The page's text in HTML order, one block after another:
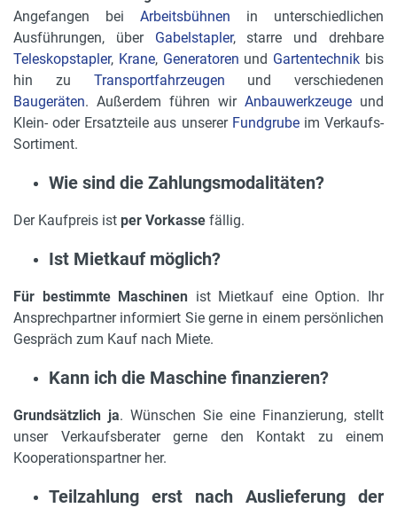
Angefangen bei Arbeitsbühnen in unterschiedlichen
Ausführungen, über Gabelstapler, starre und drehbare
Teleskopstapler, Krane, Generatoren und Gartentechnik bis
hin zu Transportfahrzeugen und verschiedenen
Baugeräten. Außerdem führen wir Anbauwerkzeuge und
Klein- oder Ersatzteile aus unserer Fundgrubeim Verkaufs-
Sortiment.
Wie sind die Zahlungsmodalitäten?
Der Kaufpreis ist per Vorkasse fällig.
Ist Mietkauf möglich?
Für bestimmte Maschinen ist Mietkauf eine Option. Ihr
Ansprechpartner informiert Sie gerne in einem persönlichen
Gespräch zum Kauf nach Miete.
Kann ich die Maschine finanzieren?
Grundsätzlich ja. Wünschen Sie eine Finanzierung, stellt
unser Verkaufsberater gerne den Kontakt zu einem
Kooperationspartner her.
Teilzahlung erst nach Auslieferung der